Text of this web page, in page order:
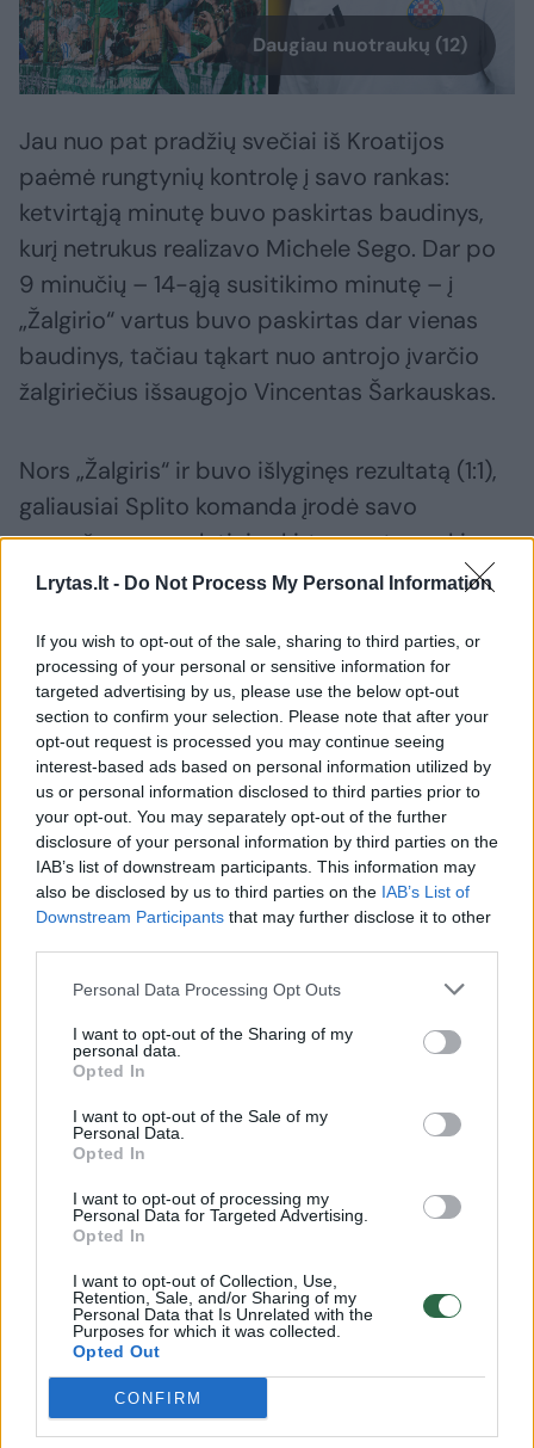
Lrytas.lt - Do Not Process My Personal Information
If you wish to opt-out of the sale, sharing to third parties, or
processing of your personal or sensitive information for
targeted advertising by us, please use the below opt-out
section to confirm your selection. Please note that after your
opt-out request is processed you may continue seeing
interest-based ads based on personal information utilized by
us or personal information disclosed to third parties prior to
your opt-out. You may separately opt-out of the further
disclosure of your personal information by third parties on the
IAB’s list of downstream participants. This information may
also be disclosed by us to third parties on the IAB’s List of
Downstream Participants that may further disclose it to other
Personal Data Processing Opt Outs
I want to opt-out of the Sharing of my
personal data.
Opted In
I want to opt-out of the Sale of my
Personal Data.
Opted In
I want to opt-out of processing my
Personal Data for Targeted Advertising.
Opted In
I want to opt-out of Collection, Use,
Retention, Sale, and/or Sharing of my
Personal Data that Is Unrelated with the
Purposes for which it was collected.
Opted Out
CONFIRM
Daugiau nuotraukų (12)
Jau nuo pat pradžių svečiai iš Kroatijos
paėmė rungtynių kontrolę į savo rankas:
ketvirtąją minutę buvo paskirtas baudinys,
kurį netrukus realizavo Michele Sego. Dar po
9 minučių – 14-ąją susitikimo minutę – į
„Žalgirio“ vartus buvo paskirtas dar vienas
baudinys, tačiau tąkart nuo antrojo įvarčio
žalgiriečius išsaugojo Vincentas Šarkauskas.
Nors „Žalgiris“ ir buvo išlyginęs rezultatą (1:1),
galiausiai Splito komanda įrodė savo
pranašumą, o galutinis skirtumas tarp ekipų
galėjo būti dar didesnis, bet šeštasis
peržiūros.
Prieš rungtynes Kroatijos spaudoje buvo
nemažai kalbama apie „Žalgirio“ namų
stadiono dirbtinę dangą, mat ant tikros žolės
įprastai žaidžiantys kroatai prie jos gali būti
nepripratę. Akcentuojamas buvo galimas
greitesnis žaidimas, tačiau tai, panašu, į
naudą buvo būtent „Hajduk“ komandai.
Susiję straipsniai
Po Vilniaus „Žalgirio“
sutriuškinimo – klubo
prezidento A. Tapino žinutė
(1)
skriejo